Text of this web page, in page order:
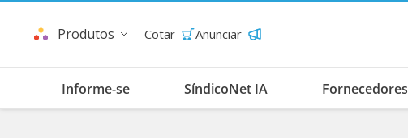
Produtos Cotar Anunciar
Informe-se SíndicoNet IA Fornecedores